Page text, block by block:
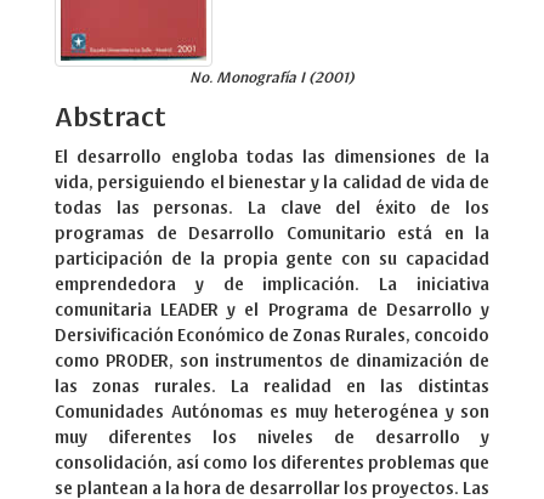
No. Monografía I (2001)
Abstract
El desarrollo engloba todas las dimensiones de la
vida, persiguiendo el bienestar y la calidad de vida de
todas las personas. La clave del éxito de los
programas de Desarrollo Comunitario está en la
participación de la propia gente con su capacidad
emprendedora y de implicación. La iniciativa
comunitaria LEADER y el Programa de Desarrollo y
Dersivificación Económico de Zonas Rurales, concoido
como PRODER, son instrumentos de dinamización de
las zonas rurales. La realidad en las distintas
Comunidades Autónomas es muy heterogénea y son
muy diferentes los niveles de desarrollo y
consolidación, así como los diferentes problemas que
se plantean a la hora de desarrollar los proyectos. Las